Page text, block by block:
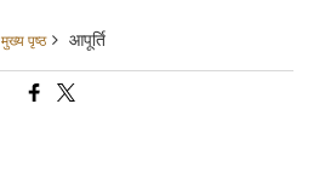
मुख्य पृष्ठ आपूर्ति